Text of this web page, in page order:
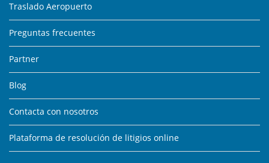
Traslado Aeropuerto
Preguntas frecuentes
Partner
Blog
Contacta con nosotros
Plataforma de resolución de litigios online